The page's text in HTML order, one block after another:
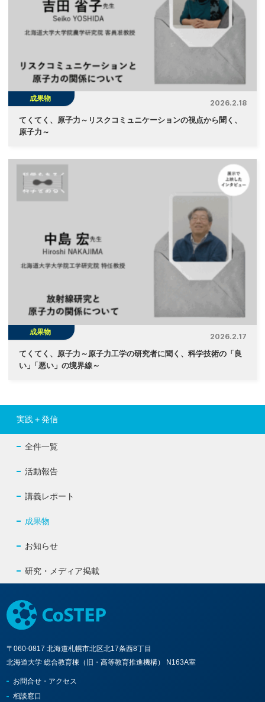
成果物
2026.2.18
てくてく、原子力～リスクコミュニケーションの視点から聞く、
原子力～
成果物
2026.2.17
てくてく、原子力～原子力工学の研究者に聞く、科学技術の「良
い」 「悪い」の境界線～
実践＋発信
全件一覧
活動報告
講義レポート
成果物
お知らせ
研究・メディア掲載
〒060-0817 北海道札幌市北区北17条西8丁目
北海道大学 総合教育棟（旧・高等教育推進機構） N163A室
お問合せ・アクセス
相談窓口